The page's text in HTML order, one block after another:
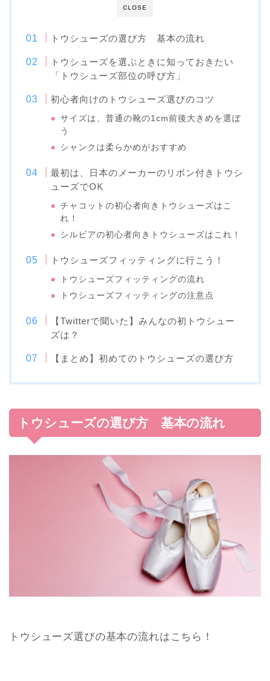
CLOSE
トウシューズの選び方 基本の流れ
トウシューズを選ぶときに知っておきたい
「トウシューズ部位の呼び方」
初心者向けのトウシューズ選びのコツ
サイズは、普通の靴の1cm前後大きめを選ぼ
う
シャンクは柔らかめがおすすめ
最初は、日本のメーカーのリボン付きトウシ
ューズでOK
チャコットの初心者向きトウシューズはこ
れ！
シルビアの初心者向きトウシューズはこれ！
トウシューズフィッティングに行こう！
トウシューズフィッティングの流れ
トウシューズフィッティングの注意点
【Twitterで聞いた】みんなの初トウシュー
ズは？
【まとめ】初めてのトウシューズの選び方
トウシューズの選び方 基本の流れ
トウシューズ選びの基本の流れはこちら！